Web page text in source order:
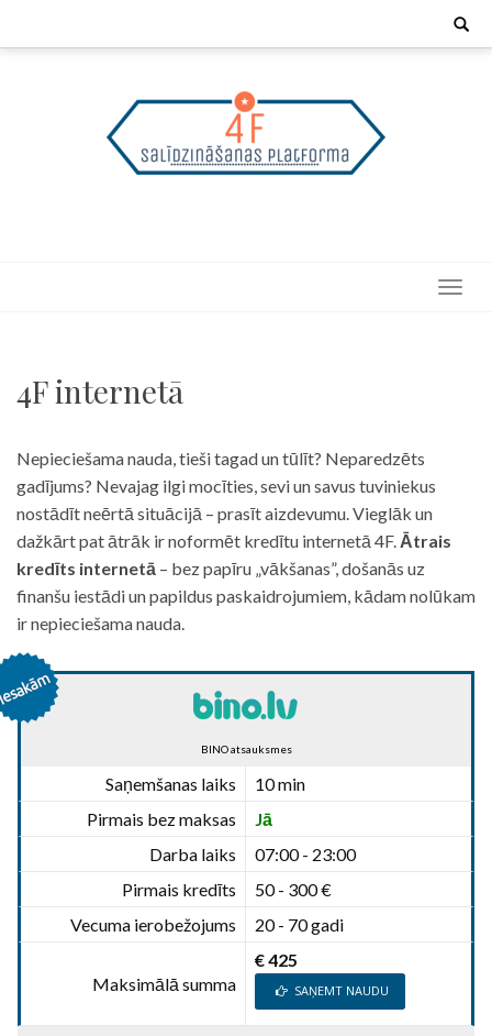
Search
4F internetā
Nepieciešama nauda, tieši tagad un tūlīt? Neparedzēts
gadījums? Nevajag ilgi mocīties, sevi un savus tuviniekus
nostādīt neērtā situācijā – prasīt aizdevumu. Vieglāk un
dažkārt pat ātrāk ir noformēt kredītu internetā 4F. Ātrais
kredīts internetā – bez papīru „vākšanas”, došanās uz
finanšu iestādi un papildus paskaidrojumiem, kādam nolūkam
ir nepieciešama nauda.
BINO atsauksmes
Saņemšanas laiks
10 min
Pirmais bez maksas
Jā
Darba laiks
07:00 - 23:00
Pirmais kredīts
50 - 300 €
Vecuma ierobežojums
20 - 70 gadi
Maksimālā summa
€ 425
SAŅEMT NAUDU